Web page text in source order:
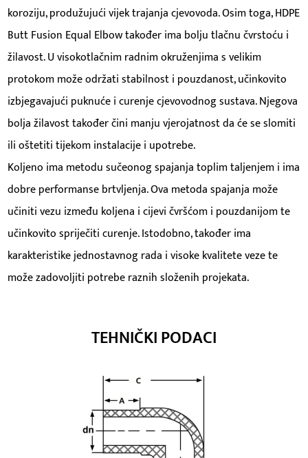
koroziju, produžujući vijek trajanja cjevovoda. Osim toga, HDPE
Butt Fusion Equal Elbow također ima bolju tlačnu čvrstoću i
žilavost. U visokotlačnim radnim okruženjima s velikim
protokom može održati stabilnost i pouzdanost, učinkovito
izbjegavajući puknuće i curenje cjevovodnog sustava. Njegova
bolja žilavost također čini manju vjerojatnost da će se slomiti
ili oštetiti tijekom instalacije i upotrebe.
Koljeno ima metodu sučeonog spajanja toplim taljenjem i ima
dobre performanse brtvljenja. Ova metoda spajanja može
učiniti vezu između koljena i cijevi čvršćom i pouzdanijom te
učinkovito spriječiti curenje. Istodobno, također ima
karakteristike jednostavnog rada i visoke kvalitete veze te
može zadovoljiti potrebe raznih složenih projekata.
TEHNIČKI PODACI